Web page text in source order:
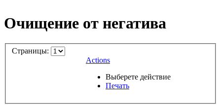
Очищение от негатива
Страницы:
Actions
Выберете действие
Печать